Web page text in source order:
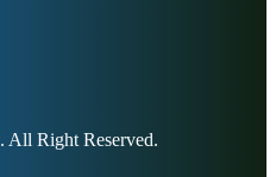
. All Right Reserved.